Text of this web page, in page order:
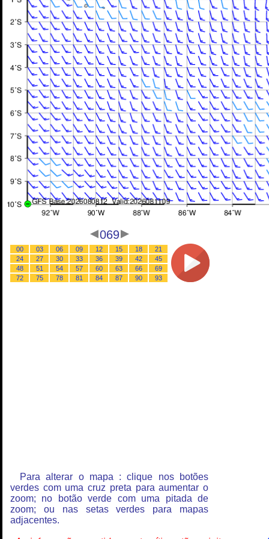
069
00 03 06 09 12 15 18
21
24
27 30 33 36 39 42
45
48
51 54 57 60 63 66
69
72
75 78 81 84 87 90 93
Para alterar o mapa : clique nos botões
verdes com uma cruz preta para aumentar o
zoom; no botão verde com uma pitada de
zoom; ou nas setas verdes para mapas
adjacentes.